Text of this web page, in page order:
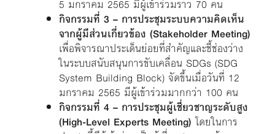
5 มกราคม 2565 มีผู้เข้าร่วมราว 70 คน
กิจกรรมที่ 3 – การประชุมระบบความคิดเห็น
จากผู้มีส่วนเกี่ยวข้อง (Stakeholder Meeting)
เพื่อพิจารณาประเด็นย่อยที่สำคัญและชี้ช่องว่าง
ในระบบสนับสนุนการขับเคลื่อน SDGs (SDG
System Building Block) จัดขึ้นเมื่อวันที่ 12
มกราคม 2565 มีผู้เข้าร่วมมากกว่า 100 คน
กิจกรรมที่ 4 – การประชุมผู้เชี่ยวชาญระดับสูง
(High-Level Experts Meeting)โดยในการ